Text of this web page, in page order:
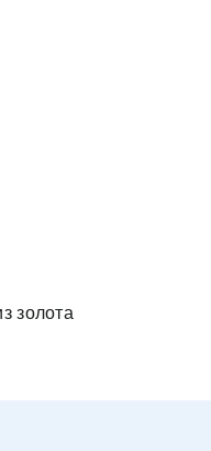
золота